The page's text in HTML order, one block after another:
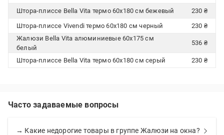
Штора-плиссе Bella Vita термо 60х180 см бежевый
230 ₴
Штора-плиссе Vivendi термо 60х180 см черный
230 ₴
Жалюзи Bella Vita алюминиевые 60х175 см
белый
536 ₴
Штора-плиссе Bella Vita термо 60х180 см серый 230 ₴
Часто задаваемые вопросы
→ Какие недорогие товары в группе Жалюзи на окна?